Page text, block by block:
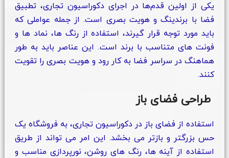
یکی از اولین قدم‌ها در اجرای دکوراسیون تجاری، تطبیق
فضا با برندینگ و هویت بصری است. از جمله عواملی که
باید مورد توجه قرار گیرند، استفاده از رنگ‌ ها، نماد ها و
فونت‌ های متناسب با برند است. این عناصر باید به طور
هماهنگ در سراسر فضا به کار رود و هویت بصری را تقویت
کنند.
طراحی فضای باز
استفاده از فضای باز در دکوراسیون تجاری، به فروشگاه یک
حس بزرگتر و بازتر می‌ بخشد. این امر می تواند از طریق
استفاده از آینه ها، رنگ های روشن، نورپردازی مناسب و